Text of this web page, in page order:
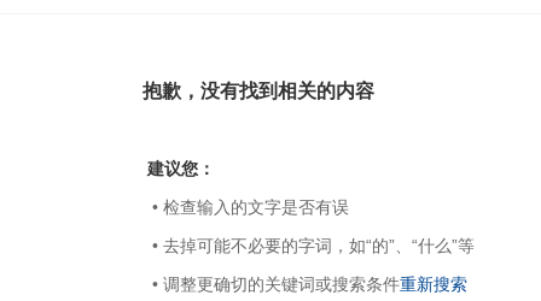
抱歉，没有找到相关的内容
建议您：
• 检查输入的文字是否有误
• 去掉可能不必要的字词，如“的”、“什么”等
• 调整更确切的关键词或搜索条件重新搜索